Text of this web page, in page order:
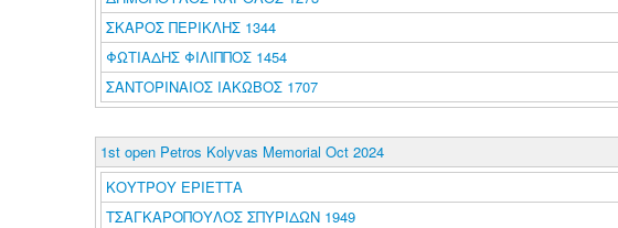
ΣΚΑΡΟΣ ΠΕΡΙΚΛΗΣ 1344
ΦΩΤΙΑΔΗΣ ΦΙΛΙΠΠΟΣ 1454
ΣΑΝΤΟΡΙΝΑΙΟΣ ΙΑΚΩΒΟΣ 1707
1st open Petros Kolyvas Memorial Oct 2024
ΚΟΥΤΡΟΥ ΕΡΙΕΤΤΑ
ΤΣΑΓΚΑΡΟΠΟΥΛΟΣ ΣΠΥΡΙΔΩΝ 1949